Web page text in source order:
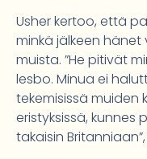
Usher kertoo, että
minkä jälkeen
muista. ”He pitivät
lesbo. Minua ei
tekemisissä muiden
eristyksissä,
takaisin